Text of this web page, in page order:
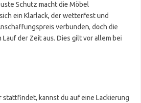
Schutz macht die Möbel
ein Klarlack, der wetterfest und
verbunden, doch die
der Zeit aus. Dies gilt vor allem bei
kannst du auf eine Lackierung